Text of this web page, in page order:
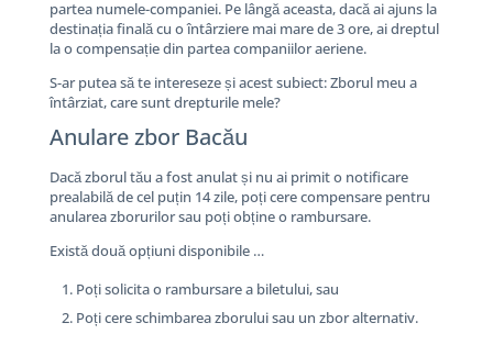
partea numele-companiei. Pe lângă aceasta, dacă ai ajuns la
destinația finală cu o întârziere mai mare de 3 ore, ai dreptul
la o compensație din partea companiilor aeriene.
S-ar putea să te intereseze și acest subiect: Zborul meu a
întârziat, care sunt drepturile mele?
Anulare zbor Bacău
Dacă zborul tău a fost anulat și nu ai primit o notificare
prealabilă de cel puțin 14 zile, poți cere compensare pentru
anularea zborurilor sau poți obține o rambursare.
Există două opțiuni disponibile …
Poți solicita o rambursare a biletului, sau
Poți cere schimbarea zborului sau un zbor alternativ.